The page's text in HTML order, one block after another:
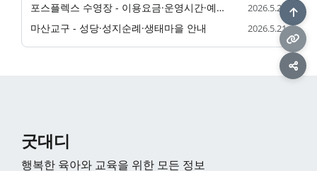
포스플렉스 수영장 - 이용요금·운영시간·예약 안내 2026.5.21
마산교구 - 성당·성지순례·생태마을 안내 2026.5.21
굿대디
행복한 육아와 교육을 위한 모든 정보